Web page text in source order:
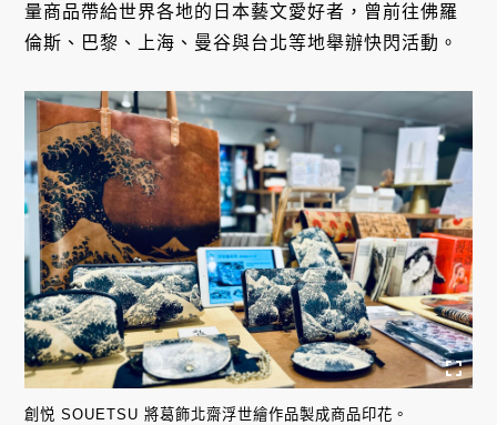
量商品帶給世界各地的日本藝文愛好者，曾前往佛羅
倫斯、巴黎、上海、曼谷與台北等地舉辦快閃活動。
創悦 SOUETSU 將葛飾北齋浮世繪作品製成商品印花。